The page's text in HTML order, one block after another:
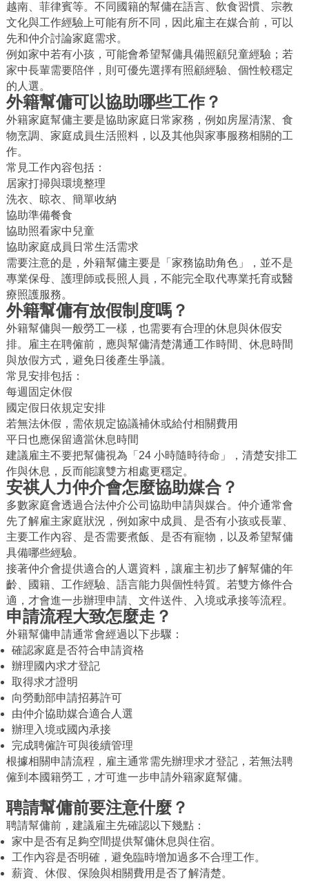
越南、菲律賓等。不同國籍的幫傭在語言、飲食習慣、宗教
文化與工作經驗上可能有所不同，因此雇主在媒合前，可以
先和仲介討論家庭需求。
例如家中若有小孩，可能會希望幫傭具備照顧兒童經驗；若
家中長輩需要陪伴，則可優先選擇有照顧經驗、個性較穩定
的人選。
外籍幫傭可以協助哪些工作？
外籍家庭幫傭主要是協助家庭日常家務，例如房屋清潔、食
物烹調、家庭成員生活照料，以及其他與家事服務相關的工
作。
常見工作內容包括：
居家打掃與環境整理
洗衣、晾衣、簡單收納
協助準備餐食
協助照看家中兒童
協助家庭成員日常生活需求
需要注意的是，外籍幫傭主要是「家務協助角色」，並不是
專業保母、護理師或長照人員，不能完全取代專業托育或醫
療照護服務。
外籍幫傭有放假制度嗎？
外籍幫傭與一般勞工一樣，也需要有合理的休息與休假安
排。雇主在聘僱前，應與幫傭清楚溝通工作時間、休息時間
與放假方式，避免日後產生爭議。
常見安排包括：
每週固定休假
國定假日依規定安排
若無法休假，需依規定協議補休或給付相關費用
平日也應保留適當休息時間
建議雇主不要把幫傭視為「24 小時隨時待命」，清楚安排工
作與休息，反而能讓雙方相處更穩定。
安祺人力仲介會怎麼協助媒合？
多數家庭會透過合法仲介公司協助申請與媒合。仲介通常會
先了解雇主家庭狀況，例如家中成員、是否有小孩或長輩、
主要工作內容、是否需要煮飯、是否有寵物，以及希望幫傭
具備哪些經驗。
接著仲介會提供適合的人選資料，讓雇主初步了解幫傭的年
齡、國籍、工作經驗、語言能力與個性特質。若雙方條件合
適，才會進一步辦理申請、文件送件、入境或承接等流程。
申請流程大致怎麼走？
外籍幫傭申請通常會經過以下步驟：
確認家庭是否符合申請資格
辦理國內求才登記
取得求才證明
向勞動部申請招募許可
由仲介協助媒合適合人選
辦理入境或國內承接
完成聘僱許可與後續管理
根據相關申請流程，雇主通常需先辦理求才登記，若無法聘
僱到本國籍勞工，才可進一步申請外籍家庭幫傭。
聘請幫傭前要注意什麼？
聘請幫傭前，建議雇主先確認以下幾點：
家中是否有足夠空間提供幫傭休息與住宿。
工作內容是否明確，避免臨時增加過多不合理工作。
薪資、休假、保險與相關費用是否了解清楚。